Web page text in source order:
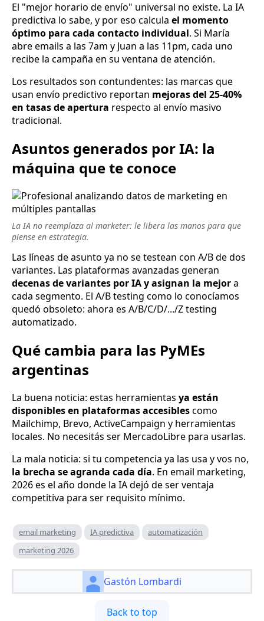
El "mejor horario de envío" universal no existe. La IA
predictiva lo sabe, y por eso calcula el momento
óptimo para cada contacto individual. Si María
abre emails a las 7am y Juan a las 11pm, cada uno
recibe la campaña en su ventana de atención.
Los resultados son contundentes: las marcas que
usan envío predictivo reportan mejoras del 25-40%
en tasas de apertura respecto al envío masivo
tradicional.
Asuntos generados por IA: la
máquina que te conoce
La IA no reemplaza al marketer: le libera las manos para que
piense en estrategia.
Las líneas de asunto ya no se testean con A/B de dos
variantes. Las plataformas avanzadas generan
decenas de variantes por IA y asignan la mejora
cada segmento. El A/B testing como lo conocíamos
quedó obsoleto: ahora es A/B/C/D/.../Z testing
automatizado.
Qué cambia para las PyMEs
argentinas
La buena noticia: estas herramientas ya están
disponibles en plataformas accesiblescomo
Mailchimp, Brevo, ActiveCampaign y herramientas
locales. No necesitás ser MercadoLibre para usarlas.
La mala noticia: si tu competencia ya las usa y vos no,
la brecha se agranda cada día. En email marketing,
2026 es el año donde la IA dejó de ser ventaja
competitiva para ser requisito mínimo.
email marketing IA predictiva
automatización
marketing 2026
Gastón Lombardi
Back to top